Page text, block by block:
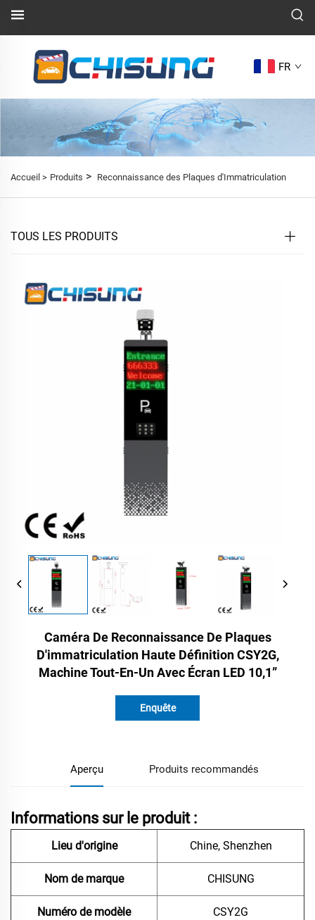
FR
Accueil > Produits > Reconnaissance des Plaques d'Immatriculation
TOUS LES PRODUITS
Caméra De Reconnaissance De Plaques
D'immatriculation Haute Définition CSY2G,
Machine Tout-En-Un Avec Écran LED 10,1”
Enquête
Aperçu Produits recommandés
Informations sur le produit :
Lieu d'origine Chine, Shenzhen
Nom de marque CHISUNG
Numéro de modèle CSY2G